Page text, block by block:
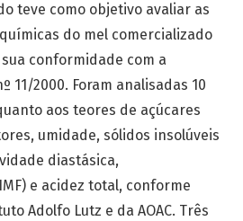
teve como objetivo avaliar as
do mel comercializado
conformidade com a
11/2000. Foram analisadas 10
aos teores de açúcares
umidade, sólidos insolúveis
diastásica,
e acidez total, conforme
Adolfo Lutz e da AOAC. Três